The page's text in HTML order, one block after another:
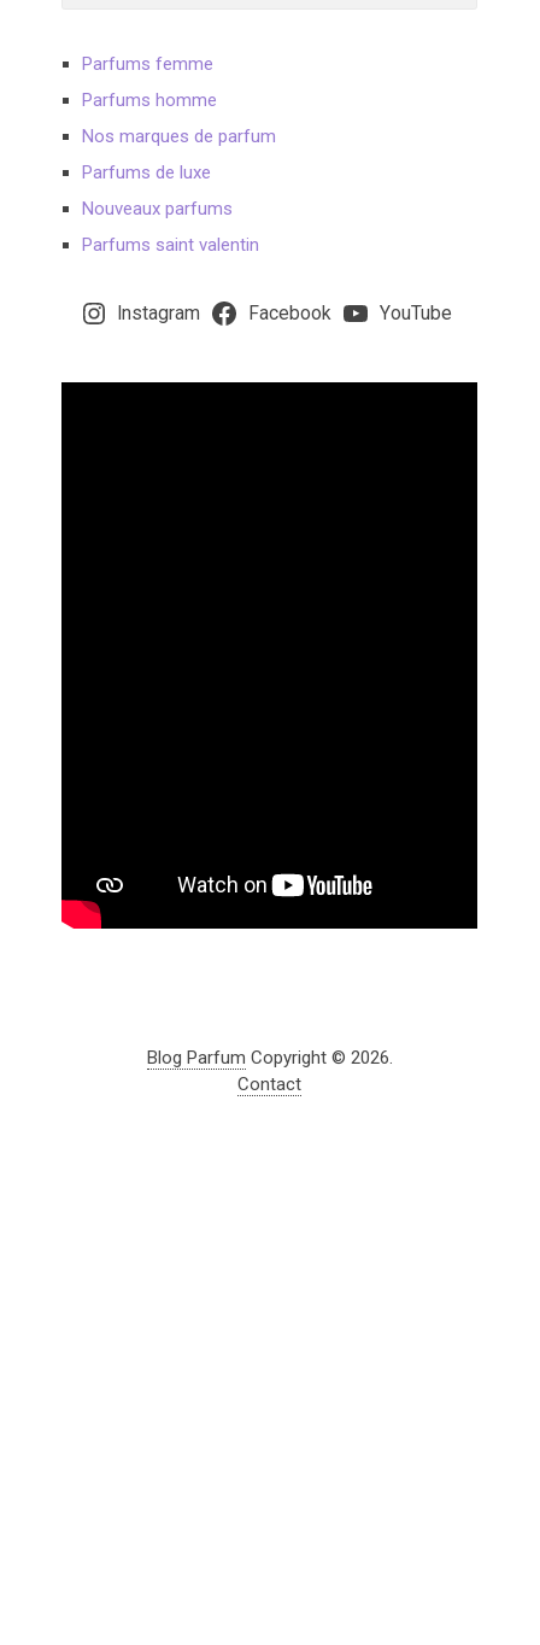
Parfums femme
Parfums homme
Nos marques de parfum
Parfums de luxe
Nouveaux parfums
Parfums saint valentin
Instagram Facebook YouTube
Blog Parfum Copyright © 2026.
Contact